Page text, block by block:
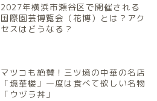
2027年横浜市瀬谷区で開催される
国際園芸博覧会（花博）とは？アク
セスはどうなる？
マツコも絶賛！三ツ境の中華の名店
「境華楼」一度は食べて欲しい名物
「ウヅラ丼」